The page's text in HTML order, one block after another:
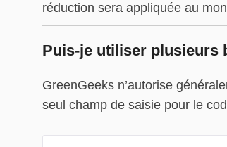
réduction sera appliquée au
Puis-je utiliser plusieurs
GreenGeeks n’autorise
seul champ de saisie pour le